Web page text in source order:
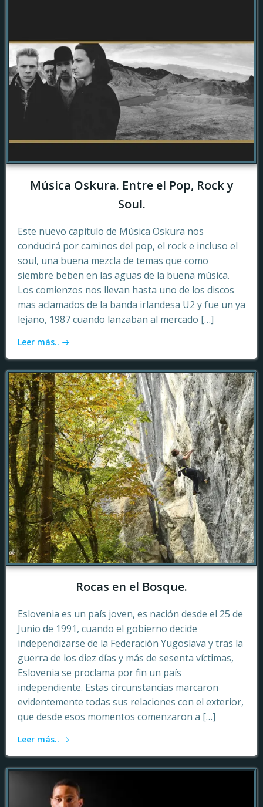
Música Oskura. Entre el Pop, Rock y
Soul.
Este nuevo capitulo de Música Oskura nos
conducirá por caminos del pop, el rock e incluso el
soul, una buena mezcla de temas que como
siembre beben en las aguas de la buena música.
Los comienzos nos llevan hasta uno de los discos
mas aclamados de la banda irlandesa U2 y fue un ya
lejano, 1987 cuando lanzaban al mercado […]
Leer más..
Rocas en el Bosque.
Eslovenia es un país joven, es nación desde el 25 de
Junio de 1991, cuando el gobierno decide
independizarse de la Federación Yugoslava y tras la
guerra de los diez días y más de sesenta víctimas,
Eslovenia se proclama por fin un país
independiente. Estas circunstancias marcaron
evidentemente todas sus relaciones con el exterior,
que desde esos momentos comenzaron a […]
Leer más..